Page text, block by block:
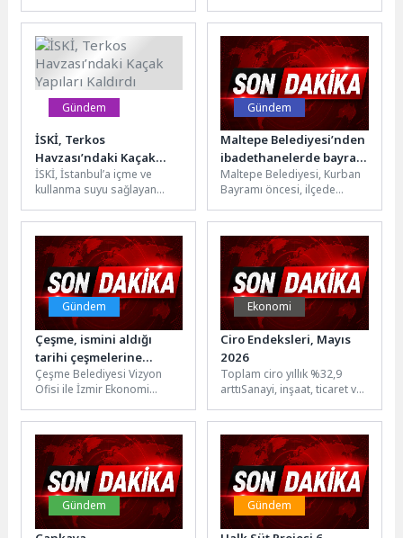
eski lunapark alanı, Zeytin...
Bornova Kiraz Festivali ile
vatandaşları Beşyol...
Gündem
İSKİ, Terkos
Havzası’ndaki Kaçak
Yapıları Kaldırdı
İSKİ, İstanbul’a içme ve
kullanma suyu sağlayan
yapıları kaldırıldı. Son 7
yılda...
Gündem
Maltepe Belediyesi’nden
ibadethanelerde bayram
temizliği
Maltepe Belediyesi, Kurban
Bayramı öncesi, ilçede
temizleyerek bayrama hazır
hale getiriyor.Maltepe
Belediyesi ilçe...
Gündem
Çeşme, ismini aldığı
tarihi çeşmelerine
kavuşuyor
Çeşme Belediyesi Vizyon
Ofisi ile İzmir Ekonomi
yürütülen "Çeşmelerin
Çeşme'si" projesinde saha...
Ekonomi
Ciro Endeksleri, Mayıs
2026
Toplam ciro yıllık %32,9
arttıSanayi, inşaat, ticaret ve
toplamında ciro endeksi
(2021=100), 2026...
Gündem Gündem